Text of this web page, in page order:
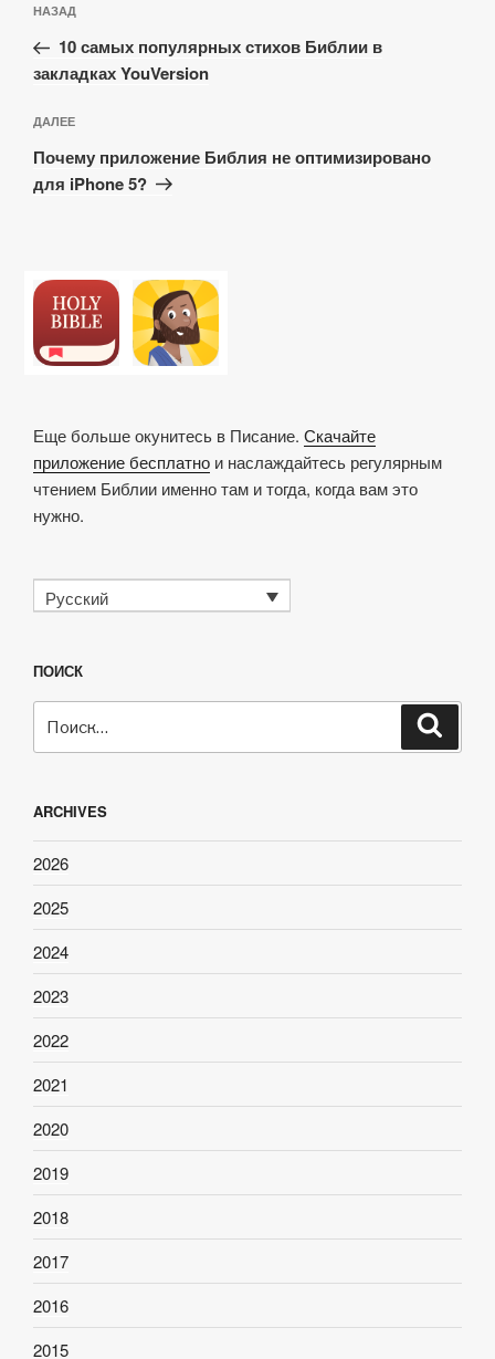
по
записям
Предыдущая
запись:
НАЗАД
10 самых популярных стихов Библии в
закладках YouVersion
Следующая
запись
ДАЛЕЕ
Почему приложение Библия не оптимизировано
для iPhone 5?
Еще больше окунитесь в Писание. Скачайте
приложение бесплатно и наслаждайтесь регулярным
чтением Библии именно там и тогда, когда вам это
нужно.
Русский
ПОИСК
ARCHIVES
2026
2025
2024
2023
2022
2021
2020
2019
2018
2017
2016
2015